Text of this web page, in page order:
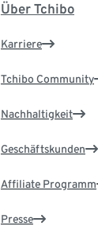
Über Tchibo
Karriere
Tchibo Community
Nachhaltigkeit
Geschäftskunden
Affiliate Programm
Presse